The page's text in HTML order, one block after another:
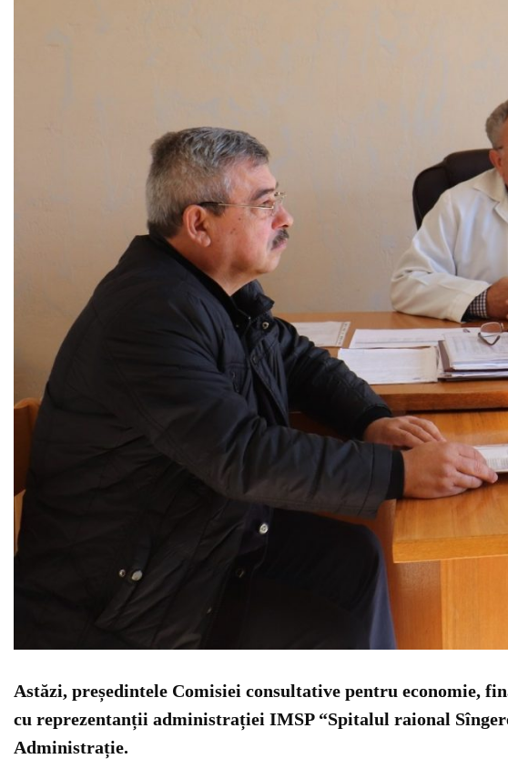
Astăzi, președintele Comisiei consultative pentru economie,
cu reprezentanții administrației IMSP “Spitalul raional
Administrație.